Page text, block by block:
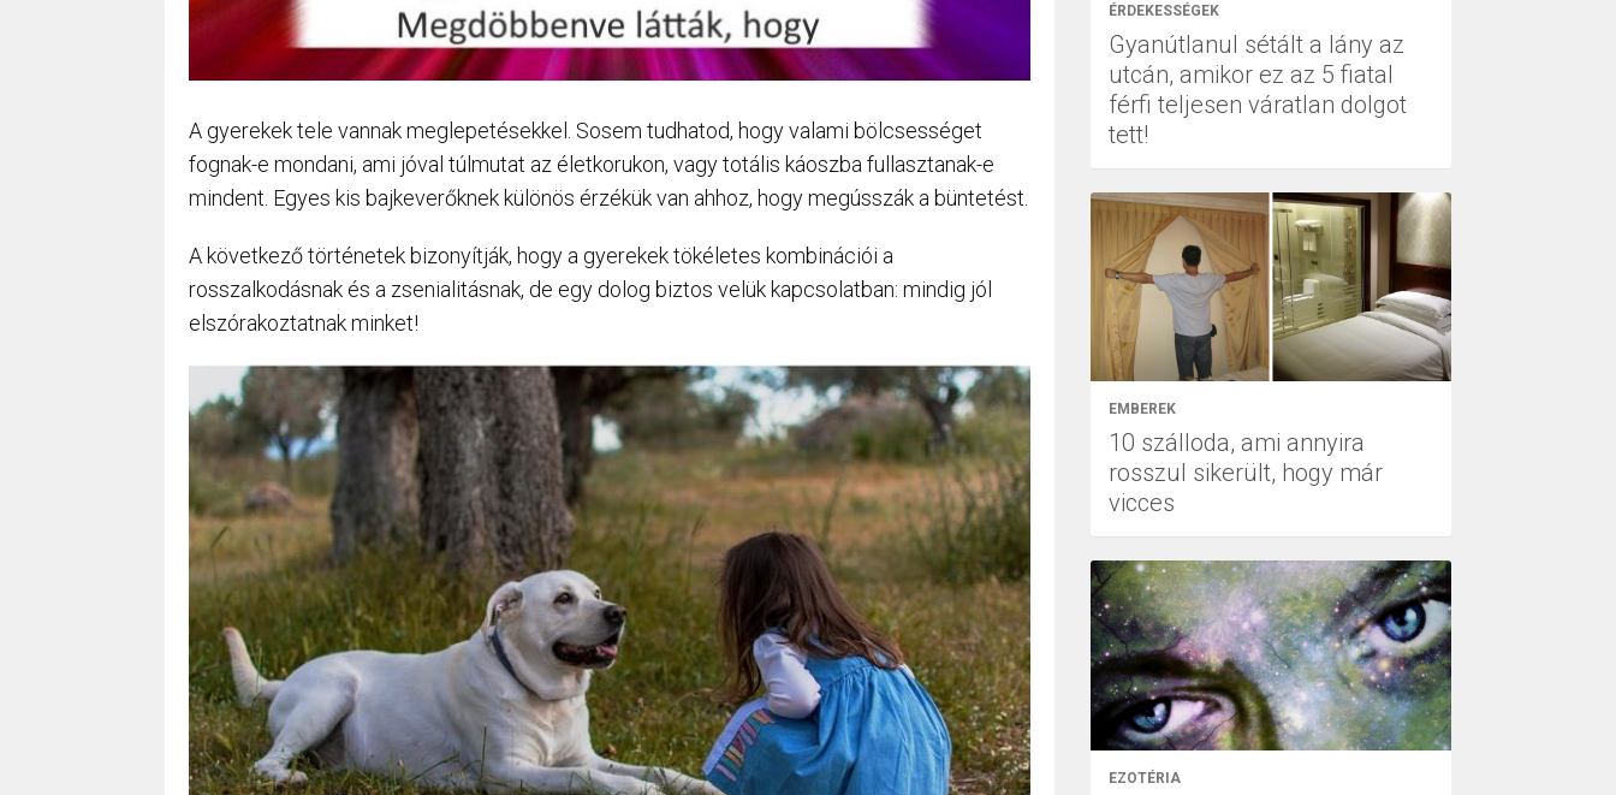
A gyerekek tele vannak meglepetésekkel. Sosem tudhatod, hogy valami bölcsességet
fognak-e mondani, ami jóval túlmutat az életkorukon, vagy totális káoszba fullasztanak-e
mindent. Egyes kis bajkeverőknek különös érzékük van ahhoz, hogy megússzák a büntetést.
A következő történetek bizonyítják, hogy a gyerekek tökéletes kombinációi a
rosszalkodásnak és a zsenialitásnak, de egy dolog biztos velük kapcsolatban: mindig jól
elszórakoztatnak minket!
ÉRDEKESSÉGEK
Gyanútlanul sétált a lány az
utcán, amikor ez az 5 fiatal
férfi teljesen váratlan dolgot
tett!
EMBEREK
10 szálloda, ami annyira
rosszul sikerült, hogy már
vicces
EZOTÉRIA